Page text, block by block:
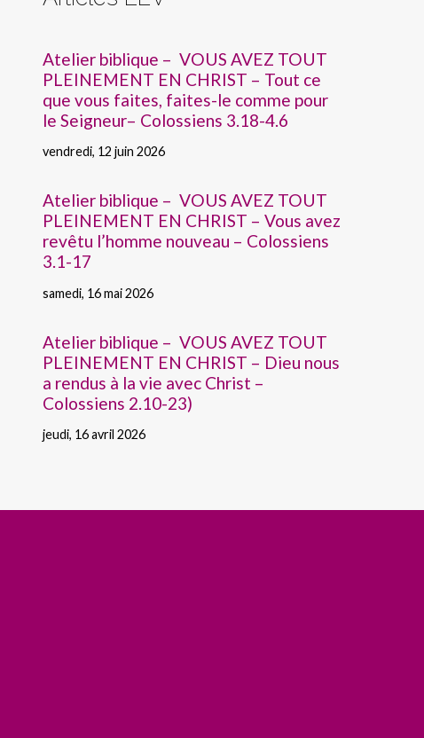
Atelier biblique – VOUS AVEZ TOUT
PLEINEMENT EN CHRIST – Tout ce
que vous faites, faites-le comme pour
le Seigneur– Colossiens 3.18-4.6
vendredi, 12 juin 2026
Atelier biblique – VOUS AVEZ TOUT
PLEINEMENT EN CHRIST – Vous avez
revêtu l’homme nouveau – Colossiens
3.1-17
samedi, 16 mai 2026
Atelier biblique – VOUS AVEZ TOUT
PLEINEMENT EN CHRIST – Dieu nous
a rendus à la vie avec Christ –
Colossiens 2.10-23)
jeudi, 16 avril 2026